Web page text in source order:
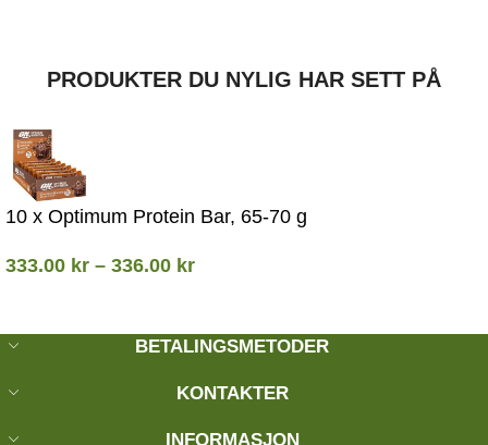
PRODUKTER DU NYLIG HAR SETT PÅ
10 x Optimum Protein Bar, 65-70 g
333.00 kr – 336.00 kr
BETALINGSMETODER
KONTAKTER
INFORMASJON